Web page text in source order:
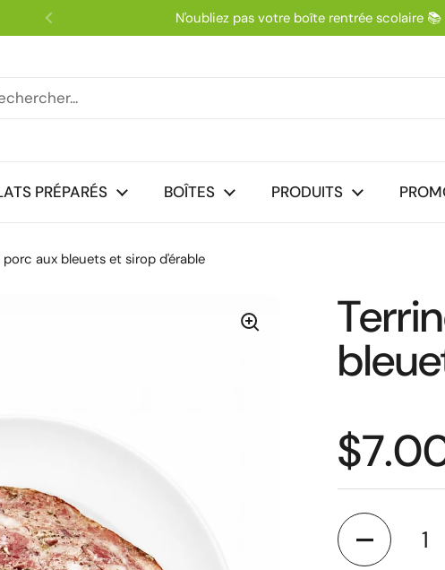
Précédent
N'oubliez pas votre boîte rentrée scolaire 📚
PRÉPARÉS BOÎTES PRODUITS
aux bleuets et sirop d'érable
Prix
Quantité